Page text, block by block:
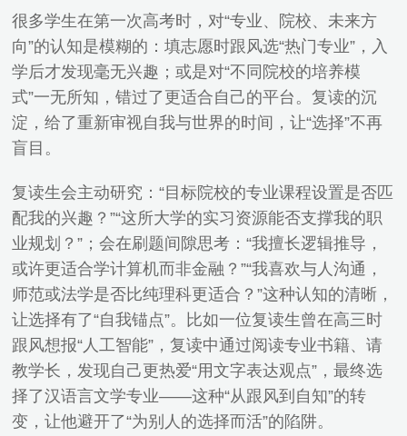
很多学生在第一次高考时，对“专业、院校、未来方
向”的认知是模糊的：填志愿时跟风选“热门专业”，入
学后才发现毫无兴趣；或是对“不同院校的培养模
式”一无所知，错过了更适合自己的平台。复读的沉
淀，给了重新审视自我与世界的时间，让“选择”不再
盲目。
复读生会主动研究：“目标院校的专业课程设置是否匹
配我的兴趣？”“这所大学的实习资源能否支撑我的职
业规划？”；会在刷题间隙思考：“我擅长逻辑推导，
或许更适合学计算机而非金融？”“我喜欢与人沟通，
师范或法学是否比纯理科更适合？”这种认知的清晰，
让选择有了“自我锚点”。比如一位复读生曾在高三时
跟风想报“人工智能”，复读中通过阅读专业书籍、请
教学长，发现自己更热爱“用文字表达观点”，最终选
择了汉语言文学专业——这种“从跟风到自知”的转
变，让他避开了“为别人的选择而活”的陷阱。